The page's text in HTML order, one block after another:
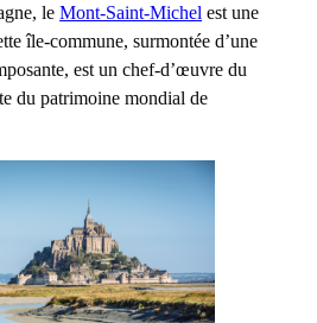
leMont-Saint-Michel est une
île-commune, surmontée d’une
est un chef-d’œuvre du
du patrimoine mondial de